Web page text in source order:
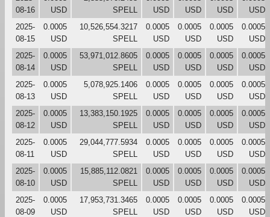
08-16
USD
SPELL
USD
USD
USD
USD
2025-
08-15
0.0005
USD
10,526,554.3217
SPELL
0.0005
USD
0.0005
USD
0.0005
USD
0.0005
USD
2025-
08-14
0.0005
USD
53,971,012.8605
SPELL
0.0005
USD
0.0005
USD
0.0005
USD
0.0005
USD
2025-
08-13
0.0005
USD
5,078,925.1406
SPELL
0.0005
USD
0.0005
USD
0.0005
USD
0.0005
USD
2025-
08-12
0.0005
USD
13,383,150.1925
SPELL
0.0005
USD
0.0005
USD
0.0005
USD
0.0005
USD
2025-
08-11
0.0005
USD
29,044,777.5934
SPELL
0.0005
USD
0.0005
USD
0.0005
USD
0.0005
USD
2025-
08-10
0.0005
USD
15,885,112.0821
SPELL
0.0005
USD
0.0005
USD
0.0005
USD
0.0005
USD
2025-
08-09
0.0005
USD
17,953,731.3465
SPELL
0.0005
USD
0.0005
USD
0.0005
USD
0.0005
USD